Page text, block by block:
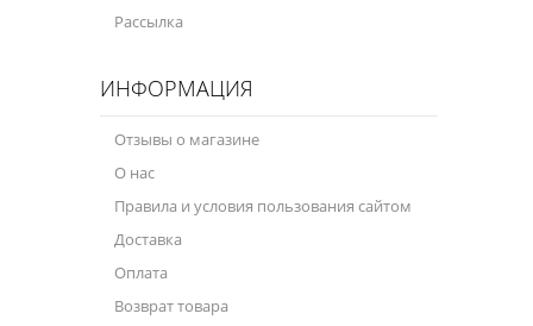
Рассылка
ИНФОРМАЦИЯ
Отзывы о магазине
О нас
Правила и условия пользования сайтом
Доставка
Оплата
Возврат товара